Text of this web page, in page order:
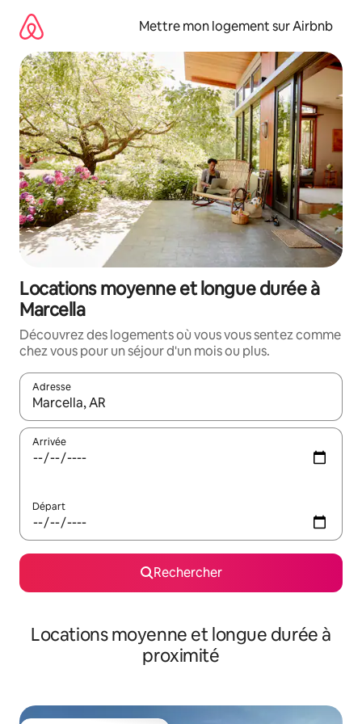
directement
contenu
Mettre mon logement sur Airbnb
Locations moyenne et longue durée à
Marcella
Découvrez des logements où vous vous sentez comme
chez vous pour un séjour d'un mois ou plus.
Adresse
Lorsque les résultats s'affichent, utilisez les flèches vers le
Arrivée
Départ
Rechercher
Locations moyenne et longue durée à
proximité